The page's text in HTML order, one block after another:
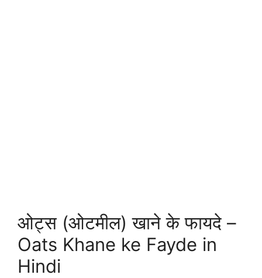
ओट्स (ओटमील) खाने के फायदे –
Oats Khane ke Fayde in
Hindi